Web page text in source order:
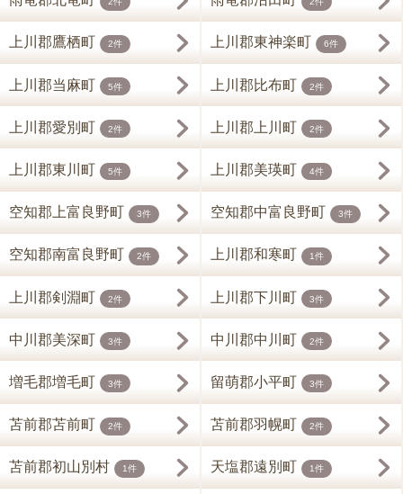
上川郡鷹栖町 2件 上川郡東神楽町 6件
上川郡当麻町 5件 上川郡比布町 2件
上川郡愛別町 2件 上川郡上川町 2件
上川郡東川町 5件 上川郡美瑛町 4件
空知郡上富良野町 3件 空知郡中富良野町 3件
空知郡南富良野町 2件 上川郡和寒町 1件
上川郡剣淵町 2件 上川郡下川町 3件
中川郡美深町 3件 中川郡中川町 2件
増毛郡増毛町 3件 留萌郡小平町 3件
苫前郡苫前町 2件 苫前郡羽幌町 2件
苫前郡初山別村 1件 天塩郡遠別町 1件